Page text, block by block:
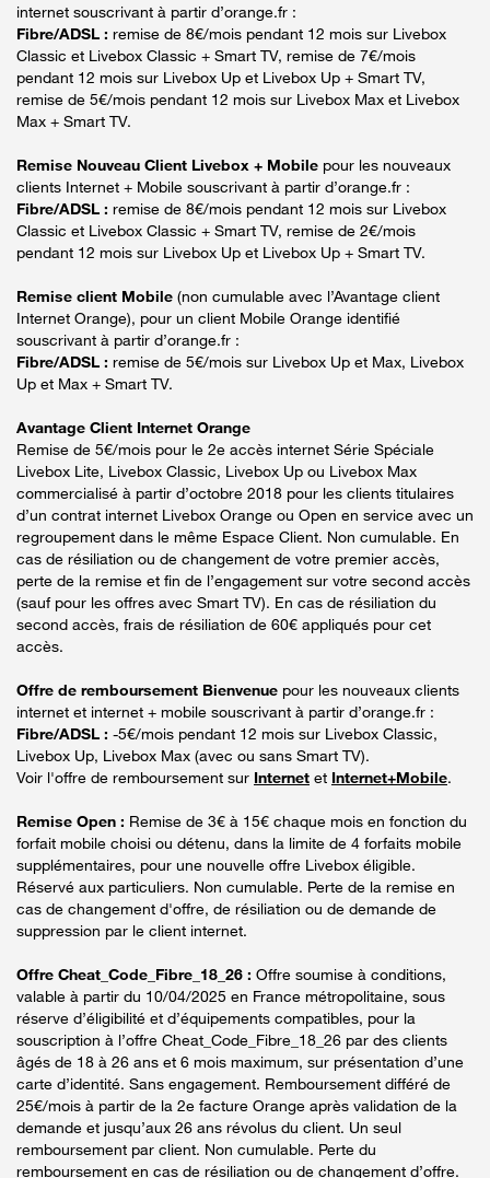
internet souscrivant à partir d’orange.fr :
Fibre/ADSL : remise de 8€/mois pendant 12 mois sur Livebox
Classic et Livebox Classic + Smart TV, remise de 7€/mois
pendant 12 mois sur Livebox Up et Livebox Up + Smart TV,
remise de 5€/mois pendant 12 mois sur Livebox Max et Livebox
Max + Smart TV.
Remise Nouveau Client Livebox + Mobile pour les nouveaux
clients Internet + Mobile souscrivant à partir d’orange.fr :
Fibre/ADSL : remise de 8€/mois pendant 12 mois sur Livebox
Classic et Livebox Classic + Smart TV, remise de 2€/mois
pendant 12 mois sur Livebox Up et Livebox Up + Smart TV.
Remise client Mobile (non cumulable avec l’Avantage client
Internet Orange), pour un client Mobile Orange identifié
souscrivant à partir d’orange.fr :
Fibre/ADSL : remise de 5€/mois sur Livebox Up et Max, Livebox
Up et Max + Smart TV.
Avantage Client Internet Orange
Remise de 5€/mois pour le 2e accès internet Série Spéciale
Livebox Lite, Livebox Classic, Livebox Up ou Livebox Max
commercialisé à partir d’octobre 2018 pour les clients titulaires
d’un contrat internet Livebox Orange ou Open en service avec un
regroupement dans le même Espace Client. Non cumulable. En
cas de résiliation ou de changement de votre premier accès,
perte de la remise et fin de l’engagement sur votre second accès
(sauf pour les offres avec Smart TV). En cas de résiliation du
second accès, frais de résiliation de 60€ appliqués pour cet
accès.
Offre de remboursement Bienvenue pour les nouveaux clients
internet et internet + mobile souscrivant à partir d’orange.fr :
Fibre/ADSL : -5€/mois pendant 12 mois sur Livebox Classic,
Livebox Up, Livebox Max (avec ou sans Smart TV).
Voir l'offre de remboursement sur Internet et Internet+Mobile.
Remise Open : Remise de 3€ à 15€ chaque mois en fonction du
forfait mobile choisi ou détenu, dans la limite de 4 forfaits mobile
supplémentaires, pour une nouvelle offre Livebox éligible.
Réservé aux particuliers. Non cumulable. Perte de la remise en
cas de changement d'offre, de résiliation ou de demande de
suppression par le client internet.
Offre Cheat_Code_Fibre_18_26 : Offre soumise à conditions,
valable à partir du 10/04/2025 en France métropolitaine, sous
réserve d’éligibilité et d’équipements compatibles, pour la
souscription à l’offre Cheat_Code_Fibre_18_26 par des clients
âgés de 18 à 26 ans et 6 mois maximum, sur présentation d’une
carte d’identité. Sans engagement. Remboursement différé de
25€/mois à partir de la 2e facture Orange après validation de la
demande et jusqu’aux 26 ans révolus du client. Un seul
remboursement par client. Non cumulable. Perte du
remboursement en cas de résiliation ou de changement d’offre.